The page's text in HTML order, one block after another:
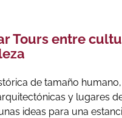
Tours entre
de tamaño
y lugares
ideas para una